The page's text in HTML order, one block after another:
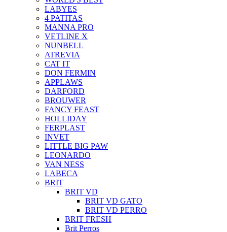
LABYES
4 PATITAS
MANNA PRO
VETLINE X
NUNBELL
ATREVIA
CAT IT
DON FERMIN
APPLAWS
DARFORD
BROUWER
FANCY FEAST
HOLLIDAY
FERPLAST
INVET
LITTLE BIG PAW
LEONARDO
VAN NESS
LABECA
BRIT
BRIT VD
BRIT VD GATO
BRIT VD PERRO
BRIT FRESH
Brit Perros